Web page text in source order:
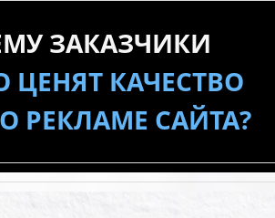
ЗАКАЗЧИКИ
ЦЕНЯТ КАЧЕСТВО
РЕКЛАМЕ САЙТА?